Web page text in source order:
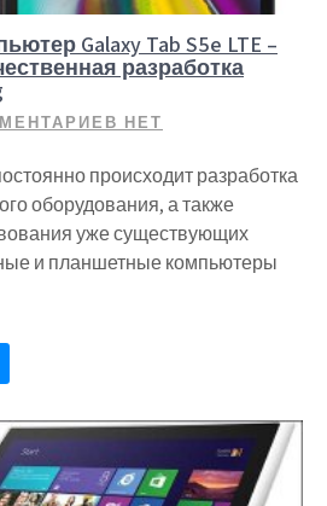
Galaxy Tab S5e LTE –
разработка
НЕТ
происходит разработка
оборудования, а также
уже существующих
и планшетные компьютеры